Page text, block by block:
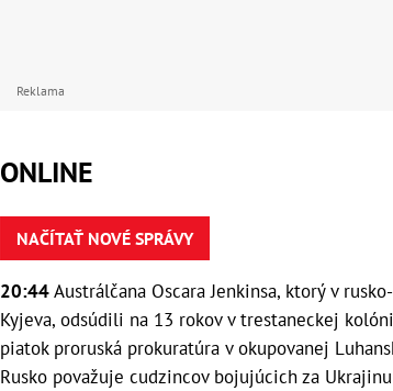
Reklama
ONLINE
NAČÍTAŤ NOVÉ SPRÁVY
20:44Austrálčana Oscara Jenkinsa, ktorý v
Kyjeva, odsúdili na 13 rokov v trestaneckej
piatok proruská prokuratúra v okupovanej
Rusko považuje cudzincov bojujúcich za